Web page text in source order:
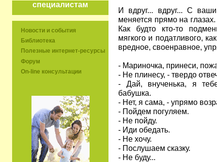
специалистам
Новости и события
Библиотека
Полезные интернет-ресурсы
Форум
On-line консультации
И вдруг... вдруг... С
меняется прямо на
Как будто кто-то
мягкого и податливого,
вредное, своенравное,
- Мариночка, принеси,
- Не плинесу, - твердо
- Дай, внученька, я
бабушка.
- Нет, я сама, - упрямо
- Пойдем погуляем.
- Не пойду.
- Иди обедать.
- Не хочу.
- Послушаем сказку.
- Не буду...